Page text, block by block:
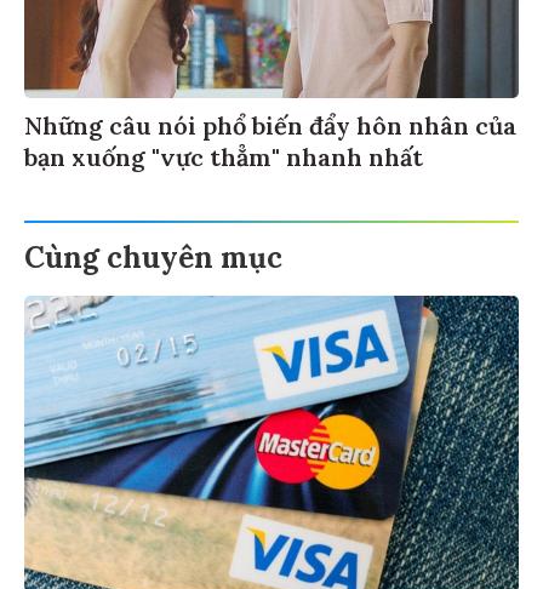
Những câu nói phổ biến đẩy hôn nhân của
bạn xuống "vực thẳm" nhanh nhất
Cùng chuyên mục